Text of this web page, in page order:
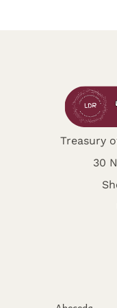
Treasury
30